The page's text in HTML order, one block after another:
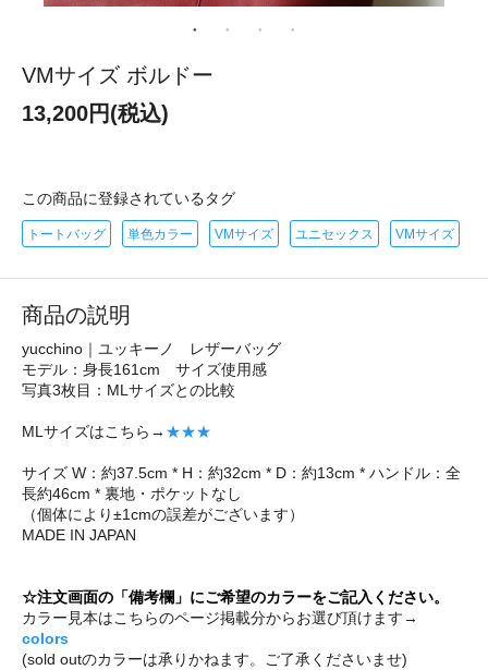
VMサイズ ボルドー
13,200円(税込)
この商品に登録されているタグ
トートバッグ 単色カラー VMサイズ ユニセックス VMサイズ
商品の説明
yucchino｜ユッキーノ レザーバッグ
モデル：身長161cm サイズ使用感
写真3枚目：MLサイズとの比較
MLサイズはこちら→ ★★★
サイズ W：約37.5cm * H：約32cm * D：約13cm * ハンドル：全
長約46cm * 裏地・ポケットなし
（個体により±1cmの誤差がございます）
MADE IN JAPAN
☆注文画面の「備考欄」にご希望のカラーをご記入ください。
カラー見本はこちらのページ掲載分からお選び頂けます→
colors
(sold outのカラーは承りかねます。ご了承くださいませ)